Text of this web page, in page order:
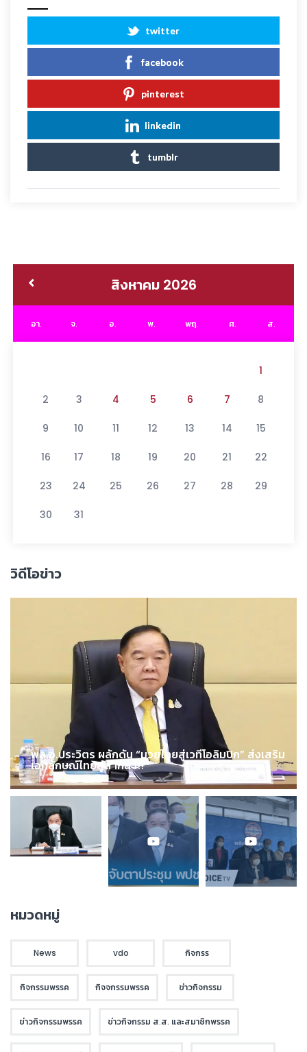
twitter
facebook
pinterest
linkedin
tumblr
สิงหาคม 2026
อา. จ. อ. พ. พฤ. ศ. ส.
1
2 3 4 5 6 7 8
9 10 11 12 13 14 15
16 17 18 19 20 21 22
23 24 25 26 27 28 29
30 31
วิดีโอข่าว
พล.อ.ประวิตร ผลักดัน “มวยไทยสู่เวทีโอลิมปิก” ส่งเสริม
เอกลักษณ์ไทยสู่สากล !!!
หมวดหมู่
News vdo กิจกรร
กิจกรรมพรรค กิจจกรรมพรรค ข่าวกิจกรรม
ข่าวกิจกรรมพรรค ข่าวกิจกรรม ส.ส. และสมาชิกพรรค